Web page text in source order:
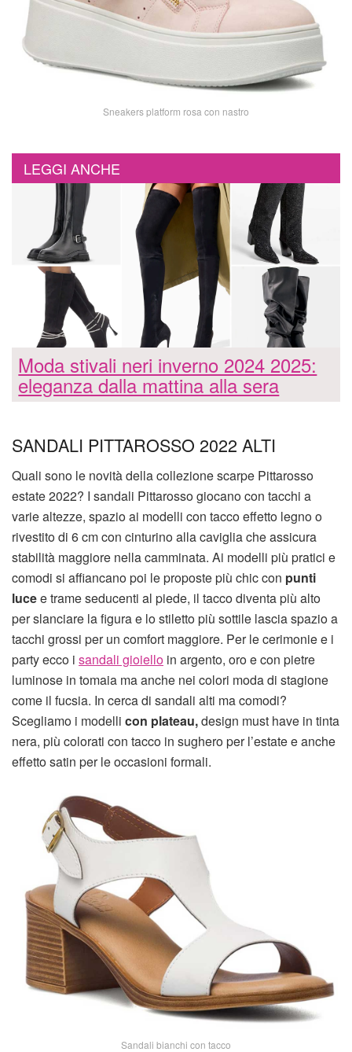
Sneakers platform rosa con nastro
LEGGI ANCHE
Moda stivali neri inverno 2024 2025:
eleganza dalla mattina alla sera
SANDALI PITTAROSSO 2022 ALTI
Quali sono le novità della collezione scarpe Pittarosso
estate 2022? I sandali Pittarosso giocano con tacchi a
varie altezze, spazio ai modelli con tacco effetto legno o
rivestito di 6 cm con cinturino alla caviglia che assicura
stabilità maggiore nella camminata. Ai modelli più pratici e
comodi si affiancano poi le proposte più chic con punti
lucee trame seducenti al piede, il tacco diventa più alto
per slanciare la figura e lo stiletto più sottile lascia spazio a
tacchi grossi per un comfort maggiore. Per le cerimonie e i
party ecco i sandali gioiello in argento, oro e con pietre
luminose in tomaia ma anche nei colori moda di stagione
come il fucsia. In cerca di sandali alti ma comodi?
Scegliamo i modelli con plateau,design must have in tinta
nera, più colorati con tacco in sughero per l’estate e anche
effetto satin per le occasioni formali.
Sandali bianchi con tacco